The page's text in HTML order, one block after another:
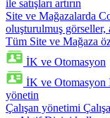
ile satışları artırın
Site ve Mağazalarda
oluşturulmuş görseller,
Tüm Site ve Mağaza
İK ve Otomasyon
İK ve Otomasyon
yönetin
Çalışan yönetimi